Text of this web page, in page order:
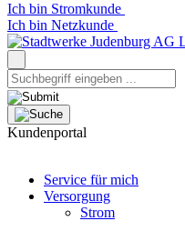
Ich bin Stromkunde
Ich bin Netzkunde
Kundenportal
Service für mich
Versorgung
Strom